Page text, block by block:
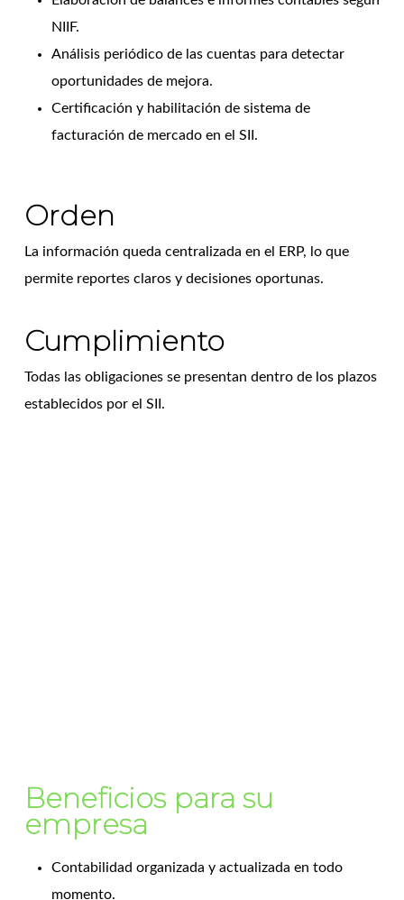
NIIF.
Análisis periódico de las cuentas para detectar
oportunidades de mejora.
Certificación y habilitación de sistema de
facturación de mercado en el SII.
Orden
La información queda centralizada en el ERP, lo que
permite reportes claros y decisiones oportunas.
Cumplimiento
Todas las obligaciones se presentan dentro de los plazos
establecidos por el SII.
Beneficios para su
empresa
Contabilidad organizada y actualizada en todo
momento.